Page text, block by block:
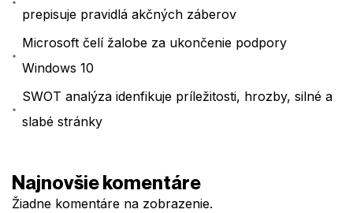
prepisuje pravidlá akčných záberov
Microsoft čelí žalobe za ukončenie podpory
Windows 10
SWOT analýza idenfikuje príležitosti, hrozby, silné a
slabé stránky
Najnovšie komentáre
Žiadne komentáre na zobrazenie.